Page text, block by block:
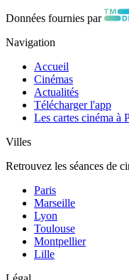
Données fournies par
Navigation
Accueil
Cinémas
Actualités
Télécharger l'app
Les cartes cinéma à
Villes
Retrouvez les séances de
Paris
Marseille
Lyon
Toulouse
Montpellier
Lille